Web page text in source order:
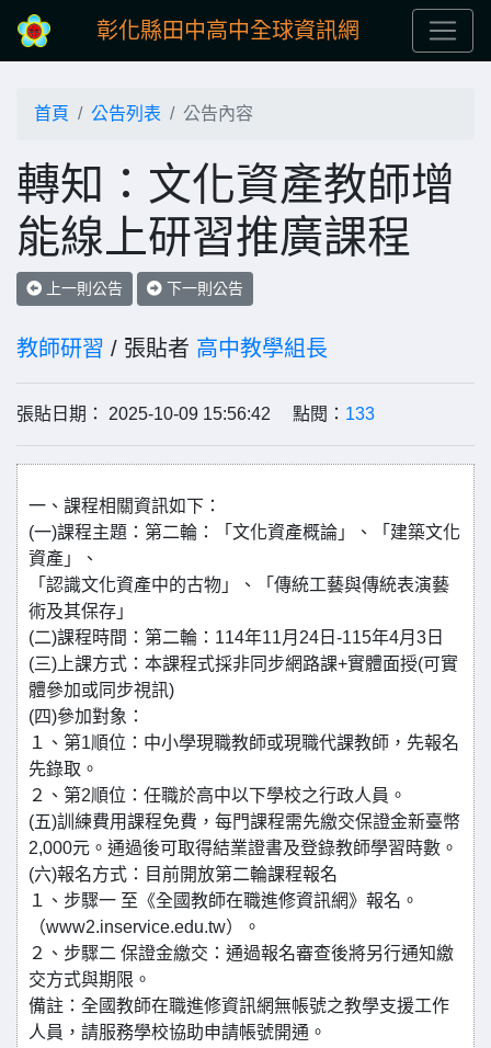
彰化縣田中高中全球資訊網
首頁 公告列表 公告內容
轉知：文化資產教師增
能線上研習推廣課程
上一則公告 下一則公告
教師研習 / 張貼者 高中教學組長
張貼日期： 2025-10-09 15:56:42 點閱： 133
一、課程相關資訊如下：
(一)課程主題：第二輪：「文化資產概論」、「建築文化
資產」、
「認識文化資產中的古物」、「傳統工藝與傳統表演藝
術及其保存」
(二)課程時間：第二輪：114年11月24日-115年4月3日
(三)上課方式：本課程式採非同步網路課+實體面授(可實
體參加或同步視訊)
(四)參加對象：
１、第1順位：中小學現職教師或現職代課教師，先報名
先錄取。
２、第2順位：任職於高中以下學校之行政人員。
(五)訓練費用課程免費，每門課程需先繳交保證金新臺幣
2,000元。通過後可取得結業證書及登錄教師學習時數。
(六)報名方式：目前開放第二輪課程報名
１、步驟一 至《全國教師在職進修資訊網》報名。
（www2.inservice.edu.tw）。
２、步驟二 保證金繳交：通過報名審查後將另行通知繳
交方式與期限。
備註：全國教師在職進修資訊網無帳號之教學支援工作
人員，請服務學校協助申請帳號開通。